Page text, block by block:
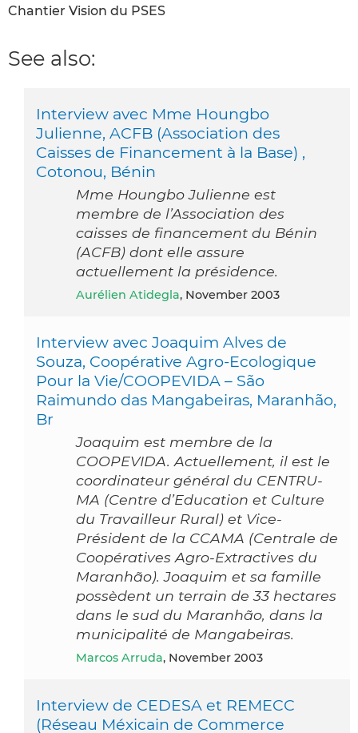
Chantier Vision du PSES
See also:
Interview avec Mme Houngbo
Julienne, ACFB (Association des
Caisses de Financement à la Base) ,
Cotonou, Bénin
Mme Houngbo Julienne est
membre de l’Association des
caisses de financement du Bénin
(ACFB) dont elle assure
actuellement la présidence.
Aurélien Atidegla, November 2003
Interview avec Joaquim Alves de
Souza, Coopérative Agro-Ecologique
Pour la Vie/COOPEVIDA – São
Raimundo das Mangabeiras, Maranhão,
Br
Joaquim est membre de la
COOPEVIDA. Actuellement, il est le
coordinateur général du CENTRU-
MA (Centre d’Education et Culture
du Travailleur Rural) et Vice-
Président de la CCAMA (Centrale de
Coopératives Agro-Extractives du
Maranhão). Joaquim et sa famille
possèdent un terrain de 33 hectares
dans le sud du Maranhão, dans la
municipalité de Mangabeiras.
Marcos Arruda, November 2003
Interview de CEDESA et REMECC
(Réseau Méxicain de Commerce